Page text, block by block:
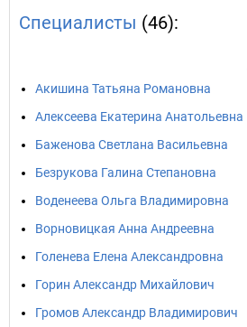
Специалисты (46):
Акишина Татьяна Романовна
Алексеева Екатерина Анатольевна
Баженова Светлана Васильевна
Безрукова Галина Степановна
Воденеева Ольга Владимировна
Ворновицкая Анна Андреевна
Голенева Елена Александровна
Горин Александр Михайлович
Громов Александр Владимирович